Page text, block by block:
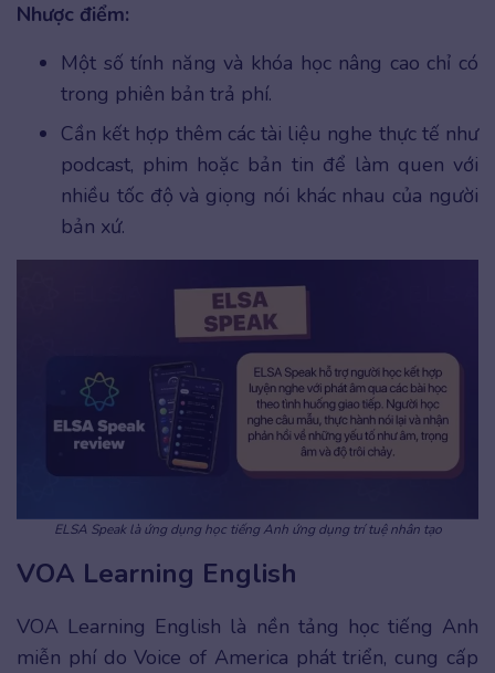
Nhược điểm:
Một số tính năng và khóa học nâng cao chỉ có
trong phiên bản trả phí.
Cần kết hợp thêm các tài liệu nghe thực tế như
podcast, phim hoặc bản tin để làm quen với
nhiều tốc độ và giọng nói khác nhau của người
bản xứ.
ELSA Speak là ứng dụng học tiếng Anh ứng dụng trí tuệ nhân tạo
VOA Learning English
VOA Learning English là nền tảng học tiếng Anh
miễn phí do Voice of America phát triển, cung cấp